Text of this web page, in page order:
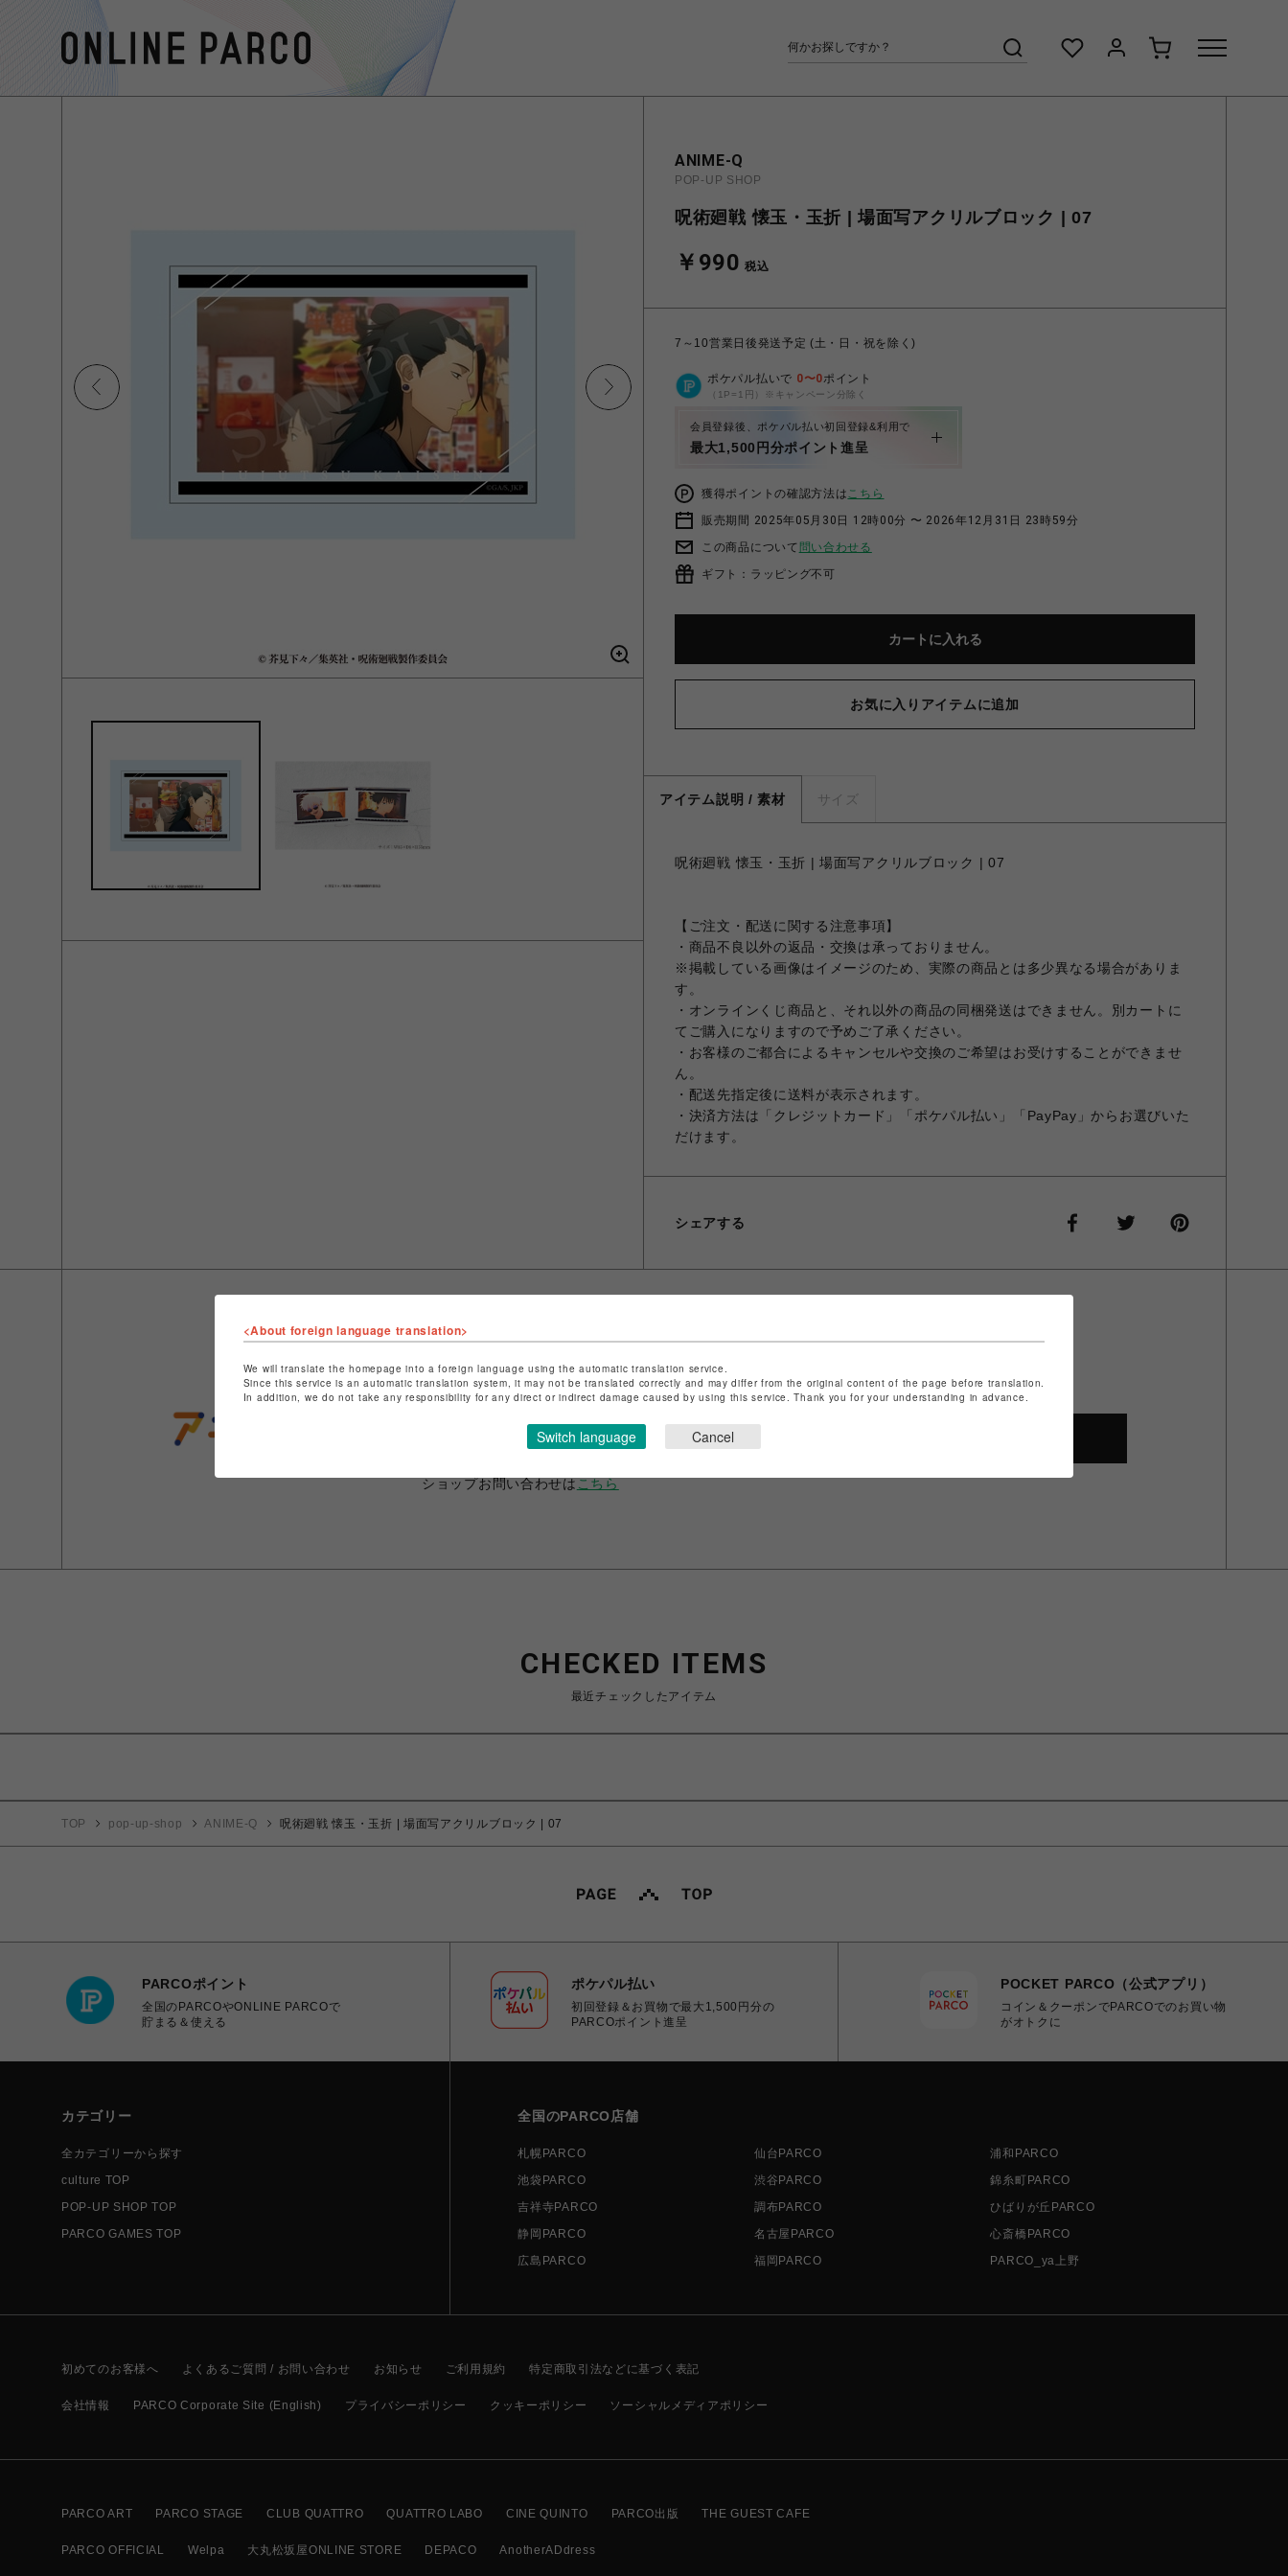
ANIME-Q
POP-UP SHOP
呪術廻戦 懐玉・玉折 | 場面写アクリルブロック | 07
￥990 税込
7～10営業日後発送予定 (土・日・祝を除く)
ポケパル払いで 0〜0ポイント
（1P=1円）※キャンペーン分除く
会員登録後、ポケパル払い初回登録&利用で
最大1,500円分ポイント進呈
獲得ポイントの確認方法はこちら
販売期間 2025年05月30日 12時00分 〜 2026年12月31日 23時59分
この商品について 問い合わせる
ギフト：ラッピング不可
カートに入れる
お気に入りアイテムに追加
アイテム説明 / 素材 サイズ
呪術廻戦 懐玉・玉折 | 場面写アクリルブロック | 07
【ご注文・配送に関する注意事項】
・商品不良以外の返品・交換は承っておりません。
※掲載している画像はイメージのため、実際の商品とは多少異なる場合がありま
す。
・オンラインくじ商品と、それ以外の商品の同梱発送はできません。別カートに
てご購入になりますので予めご了承ください。
・お客様のご都合によるキャンセルや交換のご希望はお受けすることができませ
ん。
・配送先指定後に送料が表示されます。
・決済方法は「クレジットカード」「ポケパル払い」「PayPay」からお選びいた
だけます。
シェアする
ショップ名
ANIME-Q
ショップお問い合わせは こちら
CHECKED ITEMS
最近チェックしたアイテム
TOP pop-up-shop ANIME-Q 呪術廻戦 懐玉・玉折 | 場面写アクリルブロック | 07
PARCOポイント
全国のPARCOやONLINE PARCOで
貯まる＆使える
ポケパル払い
初回登録＆お買物で最大1,500円分の
PARCOポイント進呈
POCKET PARCO（公式アプリ）
コイン＆クーポンでPARCOでのお買い物
がオトクに
カテゴリー
全カテゴリーから探す
culture TOP
POP-UP SHOP TOP
PARCO GAMES TOP
全国のPARCO店舗
札幌PARCO 仙台PARCO
浦和PARCO
池袋PARCO
渋谷PARCO
錦糸町PARCO
吉祥寺PARCO
調布PARCO
ひばりが丘PARCO
静岡PARCO
名古屋PARCO
心斎橋PARCO
広島PARCO
福岡PARCO PARCO_ya上野
初めてのお客様へ よくあるご質問 / お問い合わせ お知らせ ご利用規約 特定商取引法などに基づく表記
会社情報 PARCO Corporate Site (English) プライバシーポリシー クッキーポリシー ソーシャルメディアポリシー
PARCO ART PARCO STAGE CLUB QUATTRO QUATTRO LABO CINE QUINTO PARCO出版 THE GUEST CAFE
PARCO OFFICIAL Welpa 大丸松坂屋ONLINE STORE DEPACO AnotherADdress
<About foreign language translation>
We will translate the homepage into a foreign language using the automatic translation service.
Since this service is an automatic translation system, it may not be translated correctly and may differ from the original content of the page before translation.
In addition, we do not take any responsibility for any direct or indirect damage caused by using this service. Thank you for your understanding in advance.
Switch language Cancel